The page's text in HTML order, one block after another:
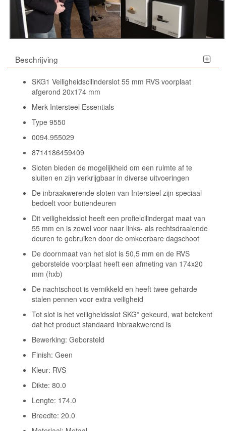
Beschrijving
SKG1 Veiligheidscilinderslot 55 mm RVS voorplaat
afgerond 20x174 mm
Merk Intersteel Essentials
Type 9550
0094.955029
8714186459409
Sloten bieden de mogelijkheid om een ruimte af te
sluiten en zijn verkrijgbaar in diverse uitvoeringen
De inbraakwerende sloten van Intersteel zijn speciaal
bedoelt voor buitendeuren
Dit veiligheidsslot heeft een profielcilindergat maat van
55 mm en is zowel voor naar links- als rechtsdraaiende
deuren te gebruiken door de omkeerbare dagschoot
De doornmaat van het slot is 50,5 mm en de RVS
geborstelde voorplaat heeft een afmeting van 174x20
mm (hxb)
De nachtschoot is vernikkeld en heeft twee geharde
stalen pennen voor extra veiligheid
Tot slot is het veiligheidsslot SKG* gekeurd, wat betekent
dat het product standaard inbraakwerend is
Bewerking: Geborsteld
Finish: Geen
Kleur: RVS
Dikte: 80.0
Lengte: 174.0
Breedte: 20.0